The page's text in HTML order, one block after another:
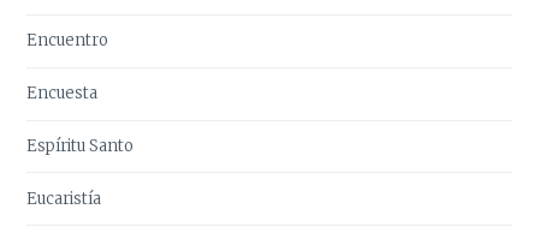
Encuentro
Encuesta
Espíritu Santo
Eucaristía